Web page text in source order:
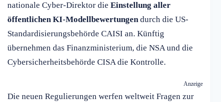
nationale Cyber-Direktor die Einstellung aller
öffentlichen KI-Modellbewertungendurch die US-
Standardisierungsbehörde CAISI an. Künftig
übernehmen das Finanzministerium, die NSA und die
Cybersicherheitsbehörde CISA die Kontrolle.
Anzeige
Die neuen Regulierungen werfen weltweit Fragen zur